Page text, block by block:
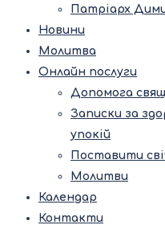
Патріарх
Новини
Молитва
Онлайн послуги
Допомога
Записки за
упокій
Поставити
Молитви
Календар
Контакти